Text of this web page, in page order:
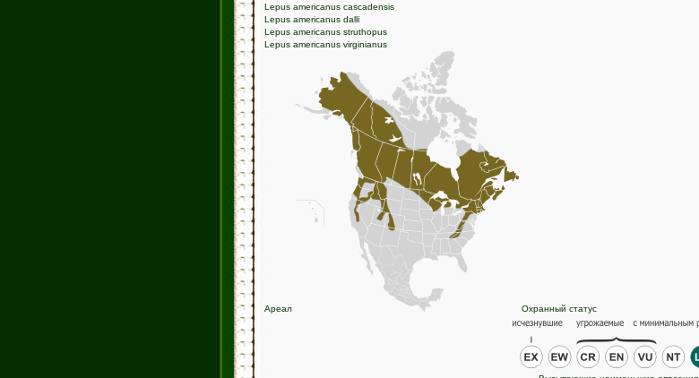
Lepus americanus cascadensis
Lepus americanus dalli
Lepus americanus struthopus
Lepus americanus virginianus
Ареал Охранный статус